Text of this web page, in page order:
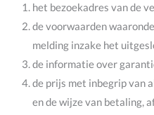
het bezoekadres van de
de voorwaarden
melding inzake het
de informatie over
de prijs met inbegrip van
en de wijze van betaling,